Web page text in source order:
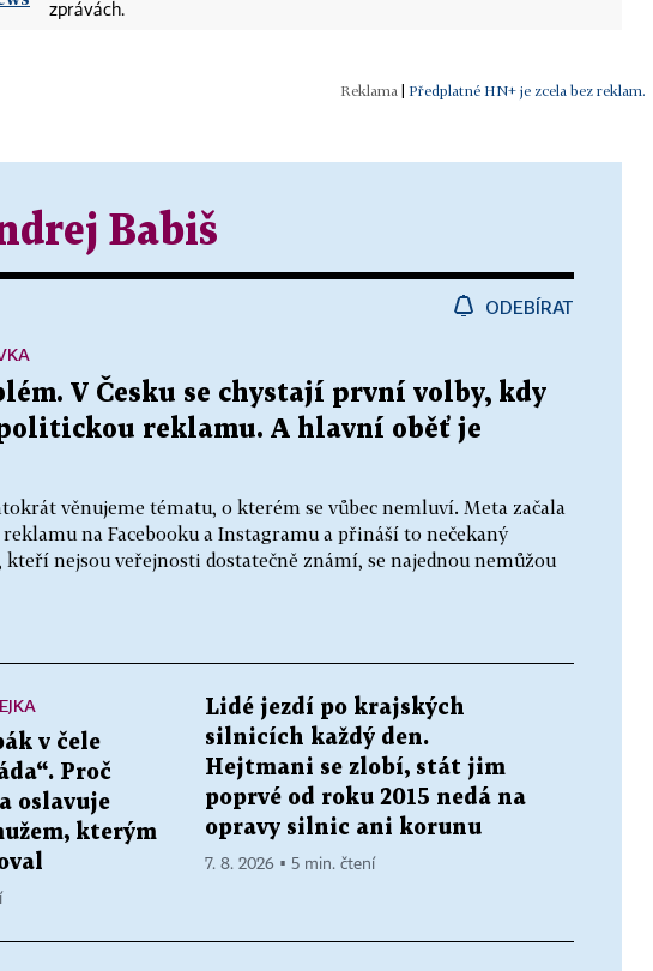
zprávách.
| Předplatné HN+ je zcela bez reklam.
Babiš
ODEBÍRAT
V Česku se chystají první volby, kdy
reklamu. A hlavní oběť je
věnujeme tématu, o kterém se vůbec nemluví. Meta začala
na Facebooku a Instagramu a přináší to nečekaný
nejsou veřejnosti dostatečně známí, se najednou nemůžou
v čele
Proč
oslavuje
kterým
Lidé jezdí po krajských
silnicích každý den.
Hejtmani se zlobí, stát jim
poprvé od roku 2015 nedá na
opravy silnic ani korunu
7. 8. 2026 ▪ 5 min. čtení